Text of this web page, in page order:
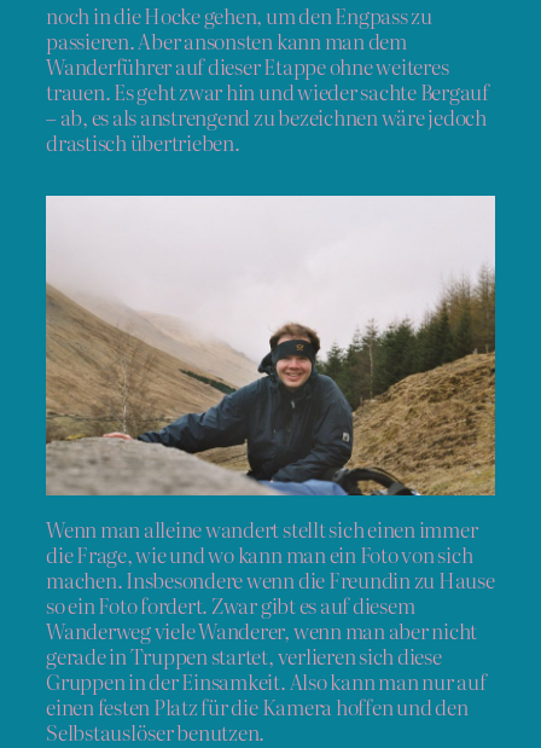
noch in die Hocke gehen, um den Engpass zu
passieren. Aber ansonsten kann man dem
Wanderführer auf dieser Etappe ohne weiteres
trauen. Es geht zwar hin und wieder sachte Bergauf
– ab, es als anstrengend zu bezeichnen wäre jedoch
drastisch übertrieben.
Wenn man alleine wandert stellt sich einen immer
die Frage, wie und wo kann man ein Foto von sich
machen. Insbesondere wenn die Freundin zu Hause
so ein Foto fordert. Zwar gibt es auf diesem
Wanderweg viele Wanderer, wenn man aber nicht
gerade in Truppen startet, verlieren sich diese
Gruppen in der Einsamkeit. Also kann man nur auf
einen festen Platz für die Kamera hoffen und den
Selbstauslöser benutzen.